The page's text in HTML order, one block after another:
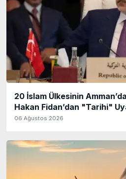
20 İslam Ülkesinin
Hakan Fidan’dan "Tarihi"
06 Ağustos 2026